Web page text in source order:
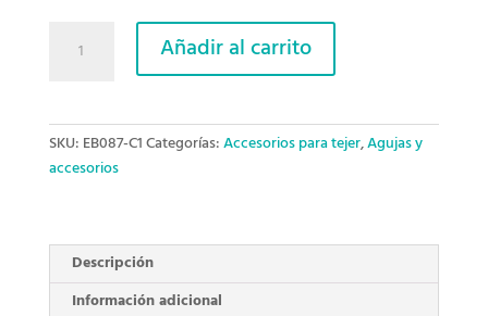
ganchillo.
cantidad
Añadir al carrito
SKU: EB087-C1Categorías:Accesorios para tejer,Agujas y
accesorios
Descripción
Información adicional